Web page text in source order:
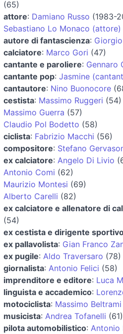
(65)
attore: Damiano Russo (1983-
Sebastiano Lo Monaco (attore)
autore di fantascienza:
calciatore: Marco Gori (47)
cantante e paroliere: Gennaro
cantante pop: Jasmine
cantautore: Nino Buonocore
cestista: Massimo Ruggeri (54)
Massimo Guerra (57)
Claudio Pol Bodetto (58)
ciclista: Fabrizio Macchi (56)
compositore: Stefano
ex calciatore: Angelo Di Livio
Antonio Comi (62)
Maurizio Montesi (69)
Alberto Carelli (82)
ex calciatore e allenatore di
(54)
ex cestista e dirigente
ex pallavolista: Gian Franco
ex pugile: Aldo Traversaro (78)
giornalista: Antonio Felici (58)
imprenditore e editore: Luca
linguista e accademico:
motociclista: Massimo Beltrami
musicista: Andrea Tofanelli (61)
pilota automobilistico: Antonio